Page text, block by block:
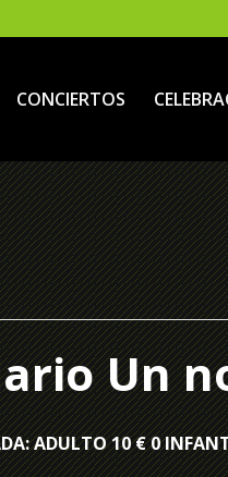
CONCIERTOS
Un
ADULTO 10 € 0